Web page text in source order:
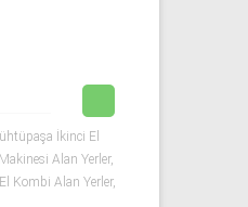
İkinci El
Alan Yerler,
Kombi Alan Yerler,